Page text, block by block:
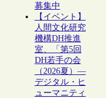
募集中
【イベント】
人間文化研究
機構DH推進
室、「第5回
DH若手の会
（2026夏）―
デジタル・ヒ
ューマニティ